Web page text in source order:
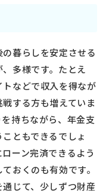
暮らしを安定させる
多様です。たとえ
などで収入を得なが
する方も増えていま
持ちながら、年金支
ともできるでしょ
ーン完済できるよう
おくのも有効です。
じて、少しずつ財産